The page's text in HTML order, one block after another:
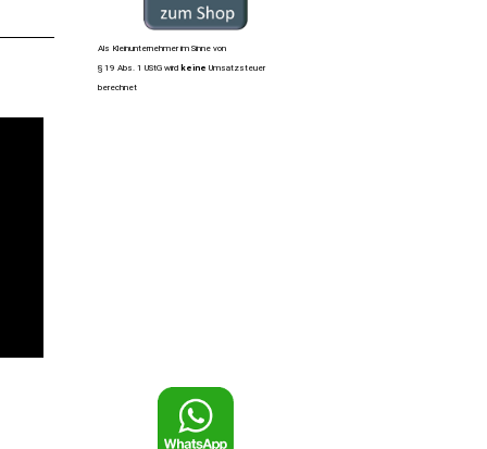
Als Kleinunternehmer im Sinne von
§ 19 Abs. 1 UStG wird keine Umsatzsteuer
berechnet